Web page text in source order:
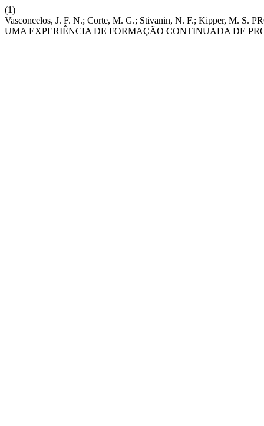
(1)
Vasconcelos, J. F. N.; Corte, M. G.; Stivanin, N. F.; Kipper, M.
UMA EXPERIÊNCIA DE FORMAÇÃO CONTINUADA DE